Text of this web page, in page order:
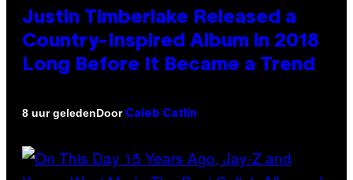
Justin Timberlake Released a
Country-Inspired Album in 2018
Long Before It Became a Trend
8 uur geledenDoor Caleb Catlin